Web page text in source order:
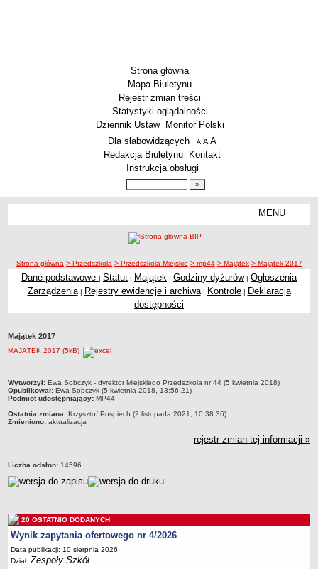
Strona główna
Mapa Biuletynu
Rejestr zmian treści
Statystyki oglądalności
Dziennik Ustaw
Monitor Polski
Menu dodatkowe
Dla słabowidzących A pomniejsz czcionkę
A standardowy rozmiar czcionki
A
Redakcja Biuletynu
Kontakt
Instrukcja obsługi
MENU
Licea
Zespoły Szkół
Techniczne Zakłady Naukowe
Przedszkola Miejskie
ARCHIWUM SZKÓŁ I PLACÓWEK
Przekształcone szkoły i placówki
Wielofunkcyjna Placówka
SPECJALNE OŚRODKI SZKOLNO-WYCHOWAWCZE
BURSA MIEJSKA
Dane podstawowe
Majątek
Godziny dyżurów
Ogłoszenie
ścieżka nawigacji
Strona główna > Przedszkola > Przedszkola Miejskie > mp44 > Majątek > Majątek 2017
Dane podstawowe | Statut | Majątek | Godziny dyżurów| Ogłoszenia
Zarządzenia| Rejestry ewidencje i archiwa| Kontrole| Deklaracja
dostępności
Majątek 2017
MAJĄTEK 2017 (5kB)
metryczka
Wytworzył: Ewa Sobczyk - dyrektor Miejskiego Przedszkola nr 44 (5 kwietnia 2018)
Opublikował: Ewa Sobczyk (5 kwietnia 2018, 13:56:21)
Podmiot udostępniający: MP44
Ostatnia zmiana: Krzysztof Pośpiech (2 listopada 2021, 10:38:36)
Zmieniono: aktualizacja
rejestr zmian tej informacji »
Liczba odsłon: 14596
20 OSTATNIO DODANYCH
Wynik zapytania ofertowego nr 4/2026
Data publikacji: 10 sierpnia 2026
Dział:Zespoły Szkół